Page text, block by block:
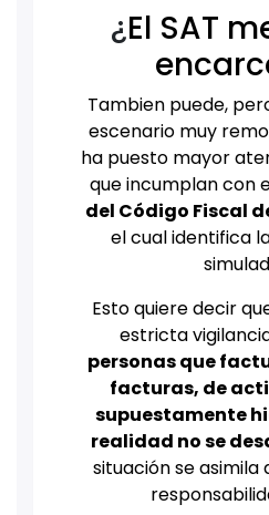
¿El SAT
Tambien puede,
escenario muy
ha puesto mayor
que incumplan con
del Código Fiscal
el cual identifica
Esto quiere decir
estricta
personas que
facturas, de
supuestamente
realidad no se
situación se asimila